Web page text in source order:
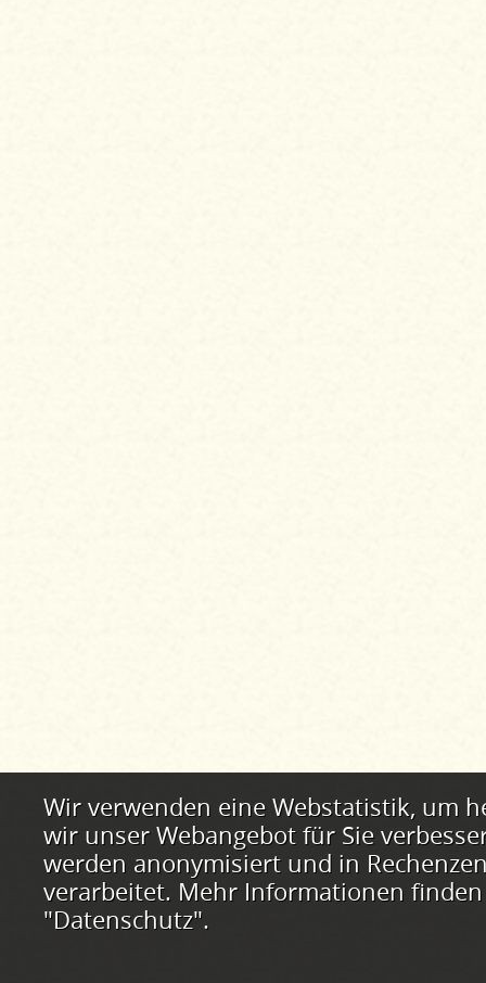
Webstatistik
Wir verwenden eine Webstatistik, um
wir unser Webangebot für Sie
werden anonymisiert und in
verarbeitet. Mehr Informationen
"Datenschutz".